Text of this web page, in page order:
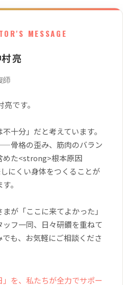
MESSAGE
亮
師
です。
十分」だと考えています。
骨格の歪み、筋肉のバラン
めた<strong>根本原因
にくい身体をつくることが
。
が「ここに来てよかった」
フ一同、日々研鑽を重ねて
も、お気軽にご相談くださ
を、私たちが全力でサポー